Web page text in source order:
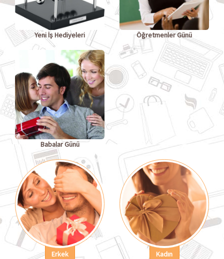
Yeni İş Hediyeleri Öğretmenler Günü
Babalar Günü
Erkek Kadın